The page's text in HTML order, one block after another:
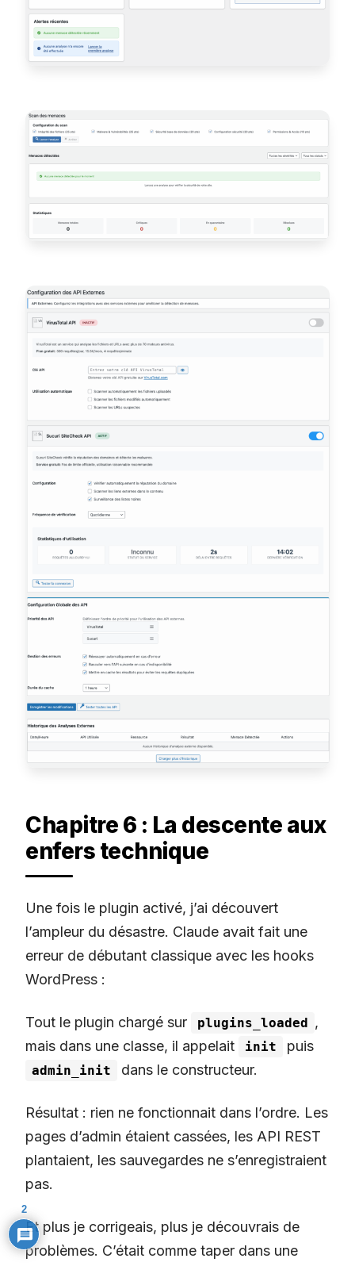
Chapitre 6 : La descente aux
enfers technique
Une fois le plugin activé, j’ai découvert
l’ampleur du désastre. Claude avait fait une
erreur de débutant classique avec les hooks
WordPress :
Tout le plugin chargé sur plugins_loaded ,
mais dans une classe, il appelait
init puis
admin_init dans le constructeur.
Résultat : rien ne fonctionnait dans l’ordre. Les
pages d’admin étaient cassées, les API REST
plantaient, les sauvegardes ne s’enregistraient
pas.
Et plus je corrigeais, plus je découvrais de
problèmes. C’était comme taper dans une
2